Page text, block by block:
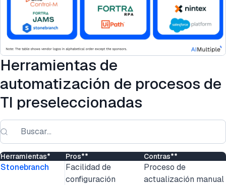
Herramientas de
automatización de procesos de
TI preseleccionadas
Herramientas* Pros** Contras**
Stonebranch
Facilidad de
configuración
Proceso de
actualización manual